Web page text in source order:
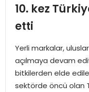
EĞITIM
SPOR
EKONOMI
10. kez
etti
Yerli markalar,
açılmaya devam
bitkilerden elde
sektörde öncü olan